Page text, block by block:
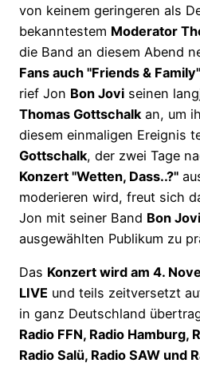
von keinem geringeren als
bekanntestem Moderator
die Band an diesem Abend
Fans auch "Friends & Family"
rief Jon Bon Jovi seinen
Thomas Gottschalk an, um
diesem einmaligen Ereignis
Gottschalk, der zwei Tage
Konzert "Wetten, Dass..?"
moderieren wird, freut sich
Jon mit seiner Band Bon Jovi
ausgewählten Publikum zu
Das Konzert wird am 4.
LIVE und teils zeitversetzt
in ganz Deutschland
Radio FFN, Radio Hamburg,
Radio Salü, Radio SAW und